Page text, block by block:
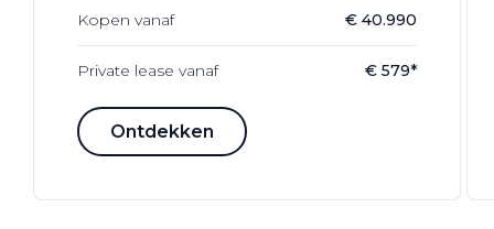
Kopen vanaf € 40.990
Private lease vanaf € 579*
Ontdekken